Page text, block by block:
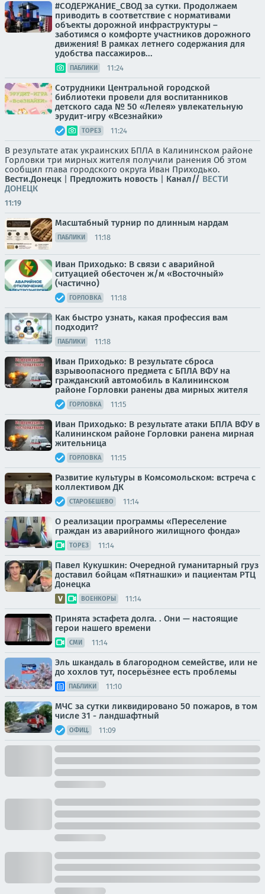
#СОДЕРЖАНИЕ_СВОД за сутки. Продолжаем
приводить в соответствие с нормативами
объекты дорожной инфраструктуры –
заботимся о комфорте участников дорожного
движения! В рамках летнего содержания для
удобства пассажиров...
ПАБЛИКИ 11:24
Сотрудники Центральной городской
библиотеки провели для воспитанников
детского сада № 50 «Лелея» увлекательную
эрудит-игру «Всезнайки»
ТОРЕЗ 11:24
В результате атак украинских БПЛА в Калининском районе
Горловки три мирных жителя получили ранения Об этом
сообщил глава городского округа Иван Приходько.
Вести.Донецк | Предложить новость | Канал// ВЕСТИ
ДОНЕЦК
11:19
Масштабный турнир по длинным нардам
ПАБЛИКИ 11:18
Иван Приходько: В связи с аварийной
ситуацией обесточен ж/м «Восточный»
(частично)
ГОРЛОВКА 11:18
Как быстро узнать, какая профессия вам
подходит?
ПАБЛИКИ 11:18
Иван Приходько: В результате сброса
взрывоопасного предмета с БПЛА ВФУ на
гражданский автомобиль в Калининском
районе Горловки ранены два мирных жителя
ГОРЛОВКА 11:15
Иван Приходько: В результате атаки БПЛА ВФУ в
Калининском районе Горловки ранена мирная
жительница
ГОРЛОВКА 11:15
Развитие культуры в Комсомольском: встреча с
коллективом ДК
СТАРОБЕШЕВО 11:14
О реализации программы «Переселение
граждан из аварийного жилищного фонда»
ТОРЕЗ 11:14
Павел Кукушкин: Очередной гуманитарный груз
доставил бойцам «Пятнашки» и пациентам РТЦ
Донецка
ВОЕНКОРЫ 11:14
Принята эстафета долга. . Они — настоящие
герои нашего времени
СМИ 11:14
Эль шкандаль в благородном семействе, или не
до хохлов тут, посерьёзнее есть проблемы
ПАБЛИКИ 11:10
МЧС за сутки ликвидировано 50 пожаров, в том
числе 31 - ландшафтный
ОФИЦ. 11:09